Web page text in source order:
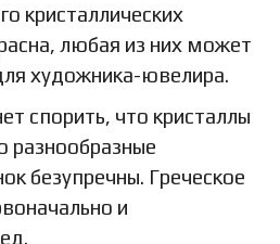
кристаллических
любая из них может
художника-ювелира.
спорить, что кристаллы
разнообразные
безупречны. Греческое
и